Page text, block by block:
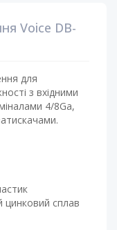
Voice DB-
для
з вхідними
4/8Ga,
цинковий сплав